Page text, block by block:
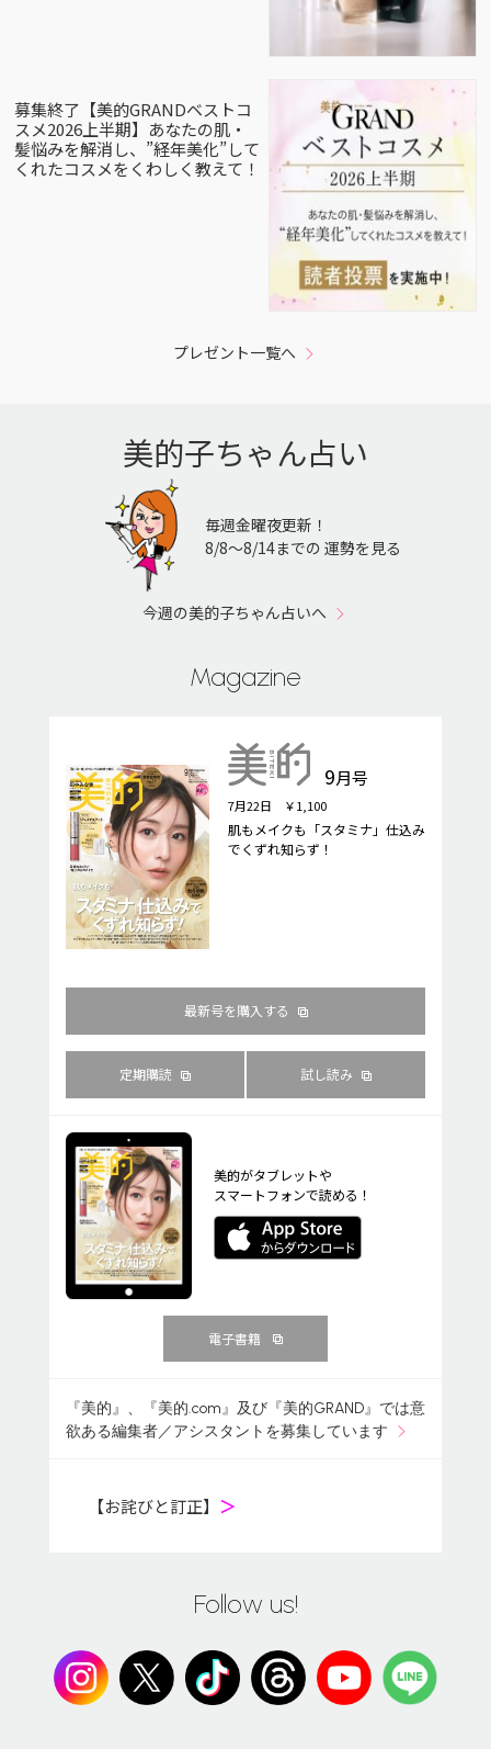
募集終了【美的GRANDベストコ
スメ2026上半期】あなたの肌・
髪悩みを解消し、”経年美化”して
くれたコスメをくわしく教えて！
プレゼント一覧へ
美的子ちゃん占い
毎週金曜夜更新！
8/8〜8/14までの 運勢を見る
今週の美的子ちゃん占いへ
Magazine
9月号
7月22日 ￥1,100
肌もメイクも「スタミナ」仕込み
でくずれ知らず！
最新号を購入する
定期購読 試し読み
美的がタブレットや
スマートフォンで読める！
電子書籍
『美的』、『美的.com』及び『美的GRAND』では意
欲ある編集者／アシスタントを募集しています
【お詫びと訂正】 ＞
Follow us!